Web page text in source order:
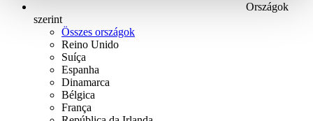
Országok
szerint
Összes országok
Reino Unido
Suíça
Espanha
Dinamarca
Bélgica
França